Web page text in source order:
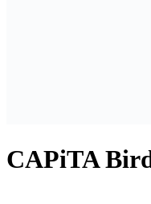
CAPiTA